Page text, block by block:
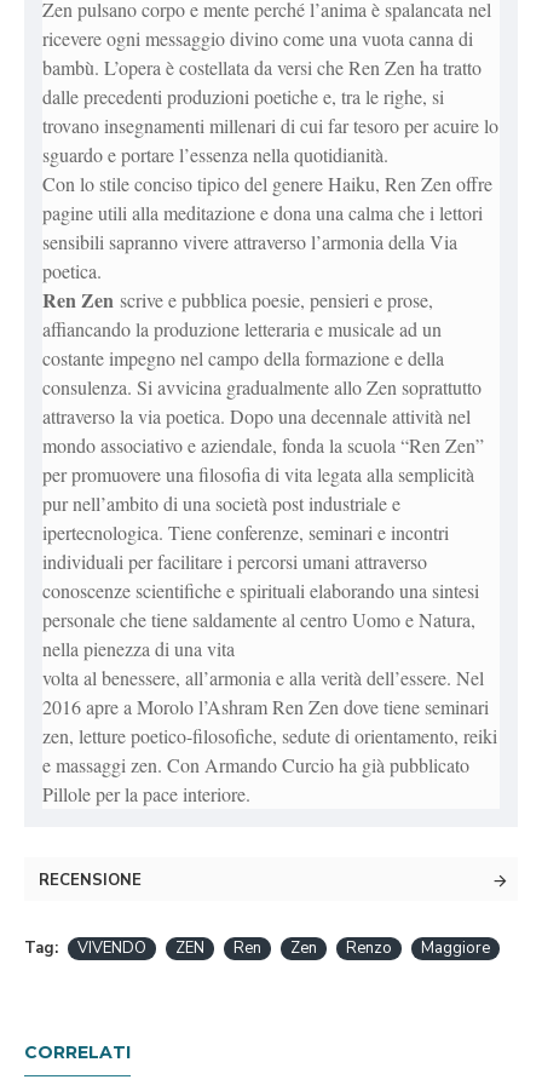
Zen pulsano corpo e mente perché l’anima è spalancata nel
ricevere ogni messaggio divino come una vuota canna di
bambù. L’opera è costellata da versi che Ren Zen ha tratto
dalle precedenti produzioni poetiche e, tra le righe, si
trovano insegnamenti millenari di cui far tesoro per acuire lo
sguardo e portare l’essenza nella quotidianità.
Con lo stile conciso tipico del genere Haiku, Ren Zen offre
pagine utili alla meditazione e dona una calma che i lettori
sensibili sapranno vivere attraverso l’armonia della Via
poetica.
Ren Zen scrive e pubblica poesie, pensieri e prose,
affiancando la produzione letteraria e musicale ad un
costante impegno nel campo della formazione e della
consulenza. Si avvicina gradualmente allo Zen soprattutto
attraverso la via poetica. Dopo una decennale attività nel
mondo associativo e aziendale, fonda la scuola “Ren Zen”
per promuovere una filosofia di vita legata alla semplicità
pur nell’ambito di una società post industriale e
ipertecnologica. Tiene conferenze, seminari e incontri
individuali per facilitare i percorsi umani attraverso
conoscenze scientifiche e spirituali elaborando una sintesi
personale che tiene saldamente al centro Uomo e Natura,
nella pienezza di una vita
volta al benessere, all’armonia e alla verità dell’essere. Nel
2016 apre a Morolo l’Ashram Ren Zen dove tiene seminari
zen, letture poetico-filosofiche, sedute di orientamento, reiki
e massaggi zen. Con Armando Curcio ha già pubblicato
Pillole per la pace interiore.
RECENSIONE
Tag: VIVENDO ZEN Ren Zen Renzo Maggiore
CORRELATI